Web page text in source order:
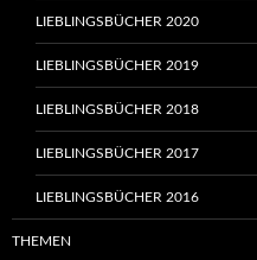
LIEBLINGSBÜCHER 2020
LIEBLINGSBÜCHER 2019
LIEBLINGSBÜCHER 2018
LIEBLINGSBÜCHER 2017
LIEBLINGSBÜCHER 2016
THEMEN